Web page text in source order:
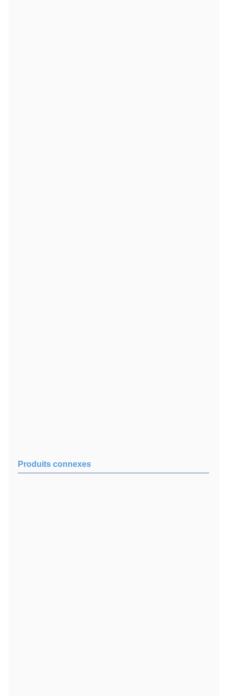
Produits connexes